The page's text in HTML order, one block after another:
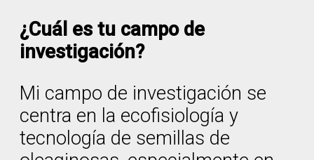
¿Cuál es tu campo de
investigación?
Mi campo de investigación se
centra en la ecofisiología y
tecnología de semillas de